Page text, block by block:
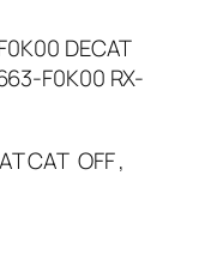
DECAT
F0K00 RX-
CAT OFF ,